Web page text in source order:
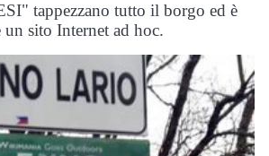
tappezzano tutto il borgo ed è
un sito Internet ad hoc.